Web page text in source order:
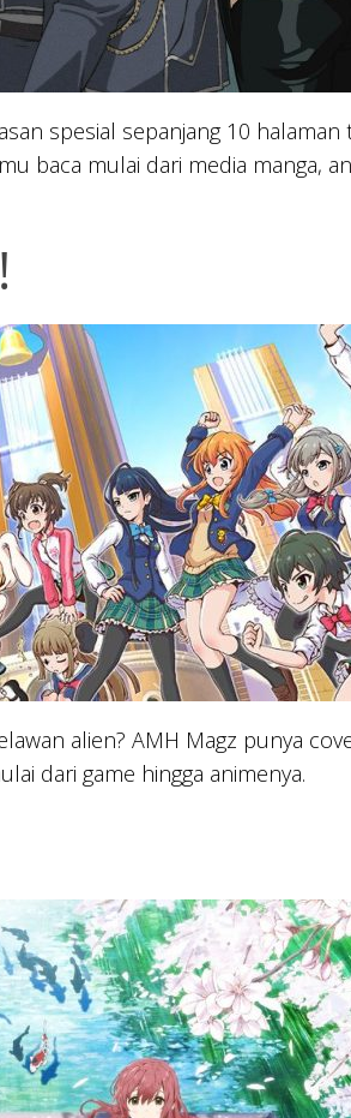
spesial sepanjang 10
baca mulai dari media manga,
alien? AMH Magz punya
dari game hingga animenya.